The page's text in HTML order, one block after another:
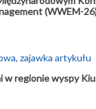
(WWEM-
w regionie wyspy